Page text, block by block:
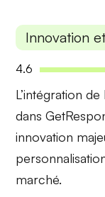
Innovation
4.6
L’intégration
dans
innovation
marché.